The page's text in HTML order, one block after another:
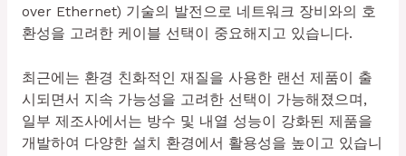
over Ethernet) 기술의 발전으로 네트워크 장비와의 호
환성을 고려한 케이블 선택이 중요해지고 있습니다.
최근에는 환경 친화적인 재질을 사용한 랜선 제품이 출
시되면서 지속 가능성을 고려한 선택이 가능해졌으며,
일부 제조사에서는 방수 및 내열 성능이 강화된 제품을
개발하여 다양한 설치 환경에서 활용성을 높이고 있습니